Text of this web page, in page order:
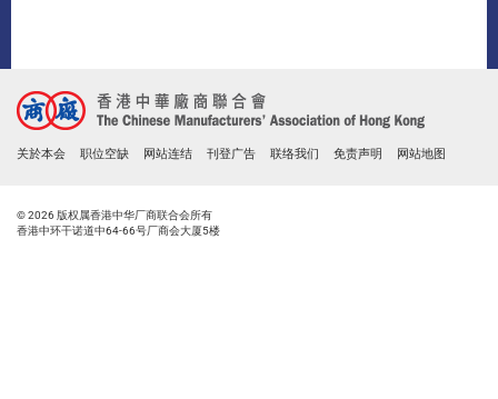
关於本会 职位空缺 网站连结 刊登广告 联络我们 免责声明 网站地图
© 2026 版权属香港中华厂商联合会所有
香港中环干诺道中64-66号厂商会大厦5楼